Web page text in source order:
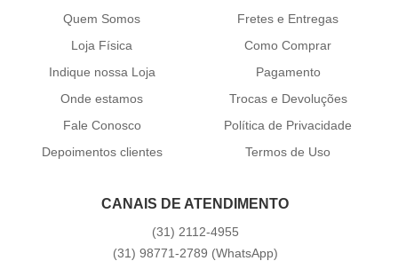
Quem Somos
Loja Física
Indique nossa Loja
Onde estamos
Fale Conosco
Depoimentos clientes
Fretes e Entregas
Como Comprar
Pagamento
Trocas e Devoluções
Política de Privacidade
Termos de Uso
CANAIS DE ATENDIMENTO
(31) 2112-4955
(31) 98771-2789 (WhatsApp)